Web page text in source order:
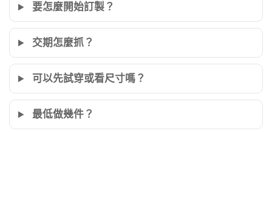
要怎麼開始訂製？
交期怎麼抓？
可以先試穿或看尺寸嗎？
最低做幾件？